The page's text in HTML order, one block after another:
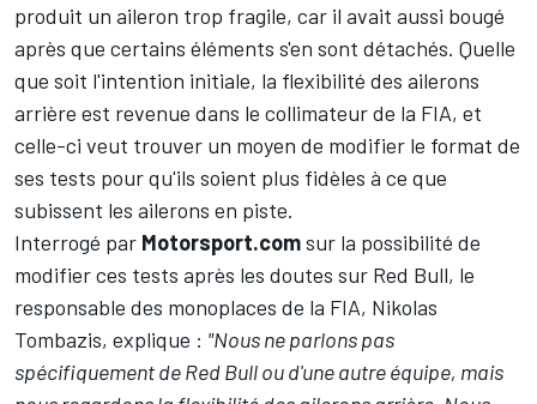
produit un aileron trop fragile, car il avait aussi bougé
après que certains éléments s'en sont détachés. Quelle
que soit l'intention initiale, la flexibilité des ailerons
arrière est revenue dans le collimateur de la FIA, et
celle-ci veut trouver un moyen de modifier le format de
ses tests pour qu'ils soient plus fidèles à ce que
subissent les ailerons en piste.
Interrogé par Motorsport.comsur la possibilité de
modifier ces tests après les doutes sur Red Bull, le
responsable des monoplaces de la FIA, Nikolas
Tombazis, explique : "Nous ne parlons pas
spécifiquement de Red Bull ou d'une autre équipe, mais